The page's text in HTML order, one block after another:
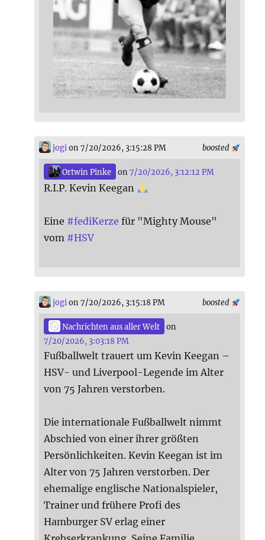
boosted
jogion 7/20/2026, 3:15:28 PM
Ortwin Pinke on7/20/2026, 3:12:12 PM
R.I.P. Kevin Keegan
Eine #fediKerze für "Mighty Mouse"
vom #HSV
boosted
jogion 7/20/2026, 3:15:18 PM
Nachrichten aus aller Welt
on
7/20/2026, 3:03:18 PM
Fußballwelt trauert um Kevin Keegan –
HSV- und Liverpool-Legende im Alter
von 75 Jahren verstorben.
Die internationale Fußballwelt nimmt
Abschied von einer ihrer größten
Persönlichkeiten. Kevin Keegan ist im
Alter von 75 Jahren verstorben. Der
ehemalige englische Nationalspieler,
Trainer und frühere Profi des
Hamburger SV erlag einer